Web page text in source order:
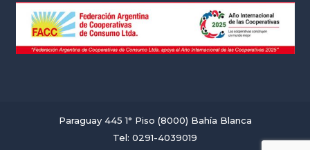
Paraguay 445 1° Piso (8000) Bahía Blanca
Tel: 0291-4039019